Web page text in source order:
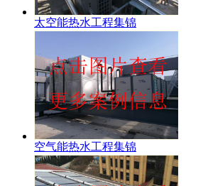
太空能热水工程集锦
空气能热水工程集锦